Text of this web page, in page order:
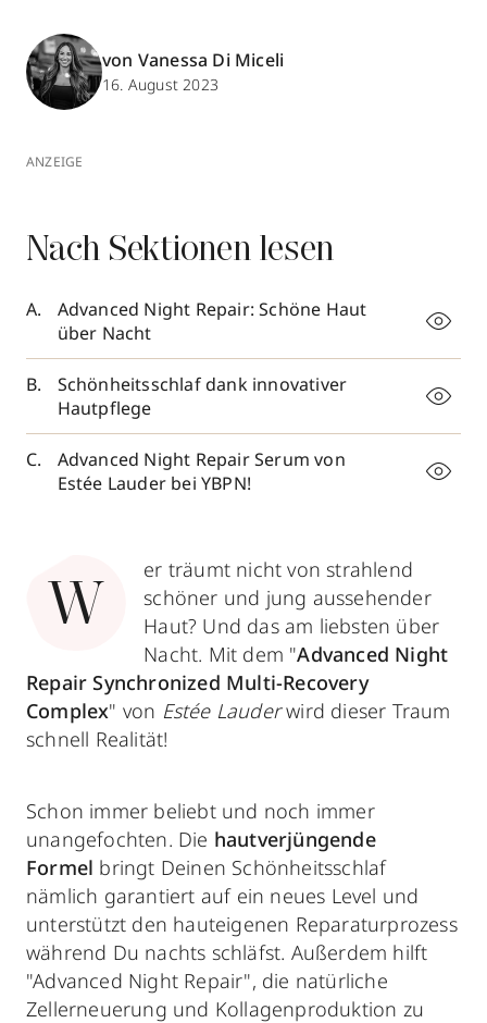
von Vanessa Di Miceli
16. August 2023
ANZEIGE
Nach Sektionen lesen
Advanced Night Repair: Schöne Haut
über Nacht
Schönheitsschlaf dank innovativer
Hautpflege
Advanced Night Repair Serum von
Estée Lauder bei YBPN!
W
er träumt nicht von strahlend
schöner und jung aussehender
Haut? Und das am liebsten über
Nacht. Mit dem "Advanced Night
Repair Synchronized Multi-Recovery
Complex" von Estée Lauderwird dieser Traum
schnell Realität!
Schon immer beliebt und noch immer
unangefochten. Die hautverjüngende
Formel bringt Deinen Schönheitsschlaf
nämlich garantiert auf ein neues Level und
unterstützt den hauteigenen Reparaturprozess
während Du nachts schläfst. Außerdem hilft
"Advanced Night Repair", die natürliche
Zellerneuerung und Kollagenproduktion zu